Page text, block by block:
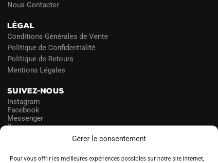
Gérer le consentement
Pour vous offrir les meilleures expériences possibles sur notre site internet,
Nous Contacter
LÉGAL
Conditions Générales de Vente
Politique de Confidentialité
Politique de Retours
Mentions Légales
SUIVEZ-NOUS
Instagram
Facebook
Messenger
X